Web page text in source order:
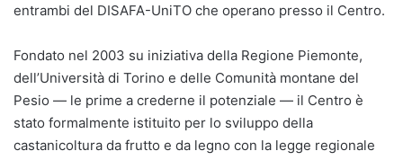
entrambi del DISAFA-UniTO che operano presso il Centro.
Fondato nel 2003 su iniziativa della Regione Piemonte,
dell’Università di Torino e delle Comunità montane del
Pesio — le prime a crederne il potenziale — il Centro è
stato formalmente istituito per lo sviluppo della
castanicoltura da frutto e da legno con la legge regionale